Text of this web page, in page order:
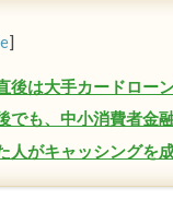
]
後は大手カードロー
でも、中小消費者金
人がキャッシングを